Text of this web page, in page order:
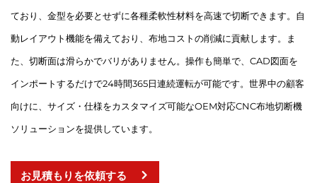
ており、金型を必要とせずに各種柔軟性材料を高速で切断できます。自
動レイアウト機能を備えており、布地コストの削減に貢献します。ま
た、切断面は滑らかでバリがありません。操作も簡単で、CAD図面を
インポートするだけで24時間365日連続運転が可能です。世界中の顧客
向けに、サイズ・仕様をカスタマイズ可能なOEM対応CNC布地切断機
ソリューションを提供しています。
お見積もりを依頼する